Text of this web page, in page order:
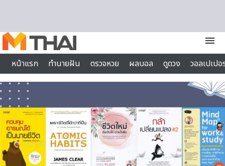
menu
หน้าแรก
ทำนายฝัน ตรวจหวย ผลบอล ดูดวง
วอลเปเป
ไลฟ์สไตล์